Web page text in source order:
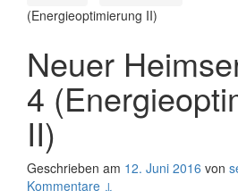
(Energieoptimierung II)
Neuer
4
II)
Geschrieben am 12. Juni 2016 von
Kommentare ↓